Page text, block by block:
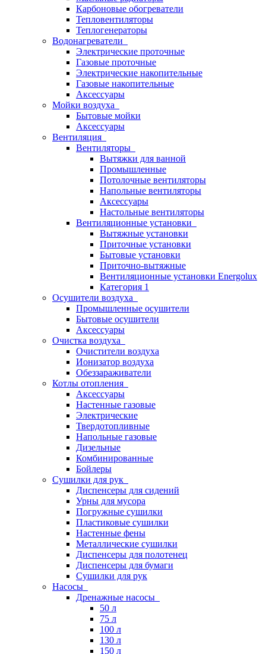
Карбоновые обогреватели
Тепловентиляторы
Теплогенераторы
Водонагреватели
Электрические проточные
Газовые проточные
Электрические накопительные
Газовые накопительные
Аксессуары
Мойки воздуха
Бытовые мойки
Аксессуары
Вентиляция
Вентиляторы
Вытяжки для ванной
Промышленные
Потолочные вентиляторы
Напольные вентиляторы
Аксессуары
Настольные вентиляторы
Вентиляционные установки
Вытяжные установки
Приточные установки
Бытовые установки
Приточно-вытяжные
Вентиляционные установки Energolux
Категория 1
Осушители воздуха
Промышленные осушители
Бытовые осушители
Аксессуары
Очистка воздуха
Очистители воздуха
Ионизатор воздуха
Обеззараживатели
Котлы отопления
Аксессуары
Настенные газовые
Электрические
Твердотопливные
Напольные газовые
Дизельные
Комбинированные
Бойлеры
Сушилки для рук
Диспенсеры для сидений
Урны для мусора
Погружные сушилки
Пластиковые сушилки
Настенные фены
Металлические сушилки
Диспенсеры для полотенец
Диспенсеры для бумаги
Сушилки для рук
Насосы
Дренажные насосы
50 л
75 л
100 л
130 л
150 л